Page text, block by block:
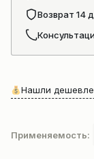
Возврат 14
Нашли
Применяемость: